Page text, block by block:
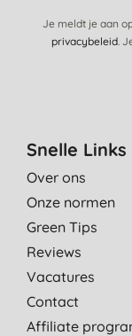
Je meldt je aan
privacybeleid.
Snelle Links
Over ons
Onze normen
Green Tips
Reviews
Vacatures
Contact
Affiliate